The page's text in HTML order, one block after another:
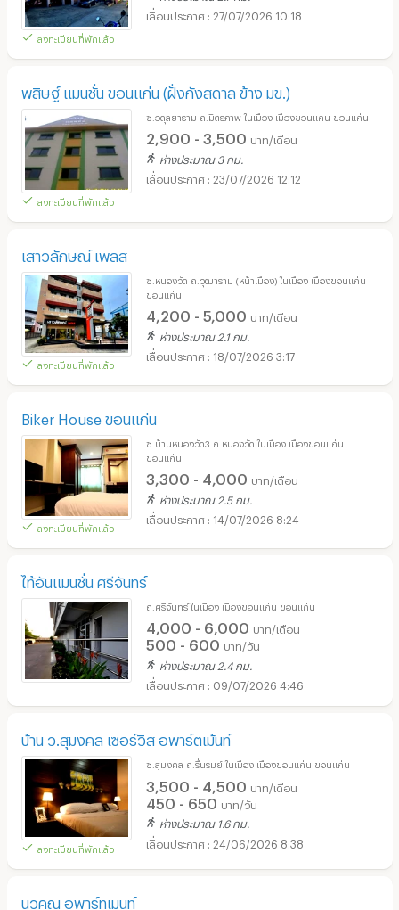
ลงทะเบียนที่พักแล้ว
27/07/2026 10:18
พสิษฐ์ แมนชั่น ขอนแก่น (ฝั่งกังสดาล ข้าง มข.)
ลงทะเบียนที่พักแล้ว
ซ.อดุลยาราม ถ.มิตรภาพ ในเมือง เมืองขอนแก่น ขอนแก่น
2,900 - 3,500 บาท/เดือน
ห่างประมาณ 3 กม.
23/07/2026 12:12
เสาวลักษณ์ เพลส
ลงทะเบียนที่พักแล้ว
ซ.หนองวัด ถ.วุฒาราม (หน้าเมือง) ในเมือง เมืองขอนแก่น
ขอนแก่น
4,200 - 5,000 บาท/เดือน
ห่างประมาณ 2.1 กม.
18/07/2026 3:17
Biker House ขอนแก่น
ลงทะเบียนที่พักแล้ว
ซ.บ้านหนองวัด3 ถ.หนองวัด ในเมือง เมืองขอนแก่น
ขอนแก่น
3,300 - 4,000 บาท/เดือน
ห่างประมาณ 2.5 กม.
14/07/2026 8:24
ไท้อันแมนชั่น ศรีจันทร์
ถ.ศรีจันทร์ ในเมือง เมืองขอนแก่น ขอนแก่น
4,000 - 6,000 บาท/เดือน
500 - 600 บาท/วัน
ห่างประมาณ 2.4 กม.
09/07/2026 4:46
บ้าน ว.สุมงคล เซอร์วิส อพาร์ตเม้นท์
ลงทะเบียนที่พักแล้ว
ซ.สุมงคล ถ.รื่นรมย์ ในเมือง เมืองขอนแก่น ขอนแก่น
3,500 - 4,500 บาท/เดือน
450 - 650 บาท/วัน
ห่างประมาณ 1.6 กม.
24/06/2026 8:38
นวคุณ อพาร์ทเมนท์